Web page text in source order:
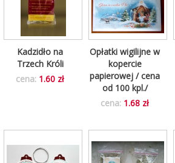
Kadzidło na
Trzech Króli
cena: 1.60 zł
Opłatki wigilijne w
kopercie
papierowej / cena
od 100 kpl./
cena: 1.68 zł